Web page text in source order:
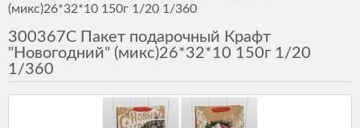
(микс)26*32*10 150г 1/20 1/360
300367С Пакет подарочный Крафт
"Новогодний" (микс)26*32*10 150г 1/20
1/360